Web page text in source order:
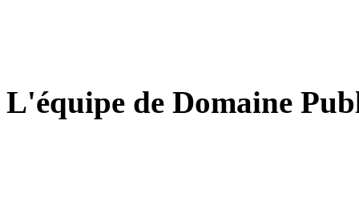
L'équipe de Domaine